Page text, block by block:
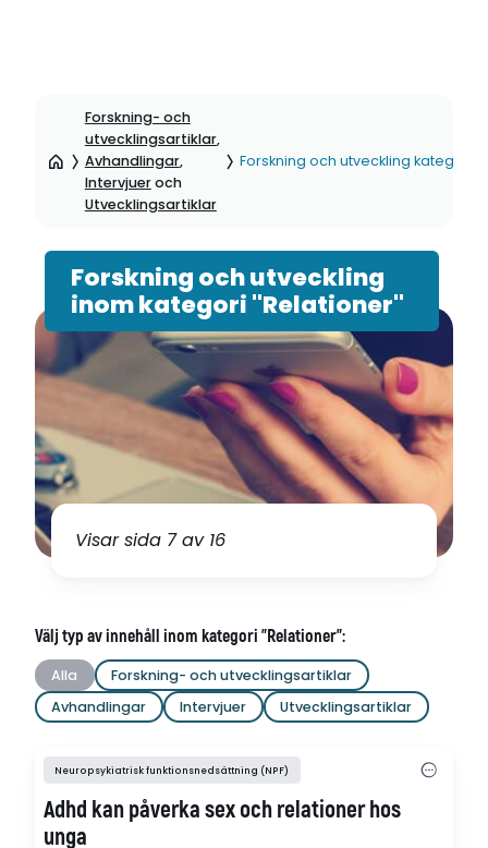
sidinnehåll
Forskning- och
utvecklingsartiklar,
Avhandlingar,
Intervjueroch
Utvecklingsartiklar
Forskning och utveckling kategori:
Forskning och utveckling
inom kategori "Relationer"
Visar sida 7 av 16
Välj typ av innehåll inom kategori "Relationer":
Alla
Forskning- och utvecklingsartiklar
Avhandlingar
Intervjuer Utvecklingsartiklar
Neuropsykiatrisk funktionsnedsättning (NPF)
Adhd kan påverka sex och relationer hos
unga